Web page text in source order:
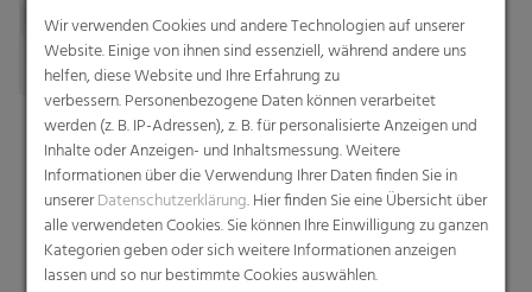
Wir verwenden Cookies und andere Technologien auf unserer
Website. Einige von ihnen sind essenziell, während andere uns
helfen, diese Website und Ihre Erfahrung zu
verbessern. Personenbezogene Daten können verarbeitet
werden (z. B. IP-Adressen), z. B. für personalisierte Anzeigen und
Inhalte oder Anzeigen- und Inhaltsmessung. Weitere
Informationen über die Verwendung Ihrer Daten finden Sie in
unsererDatenschutzerklärung. Hier finden Sie eine Übersicht über
alle verwendeten Cookies. Sie können Ihre Einwilligung zu ganzen
Kategorien geben oder sich weitere Informationen anzeigen
lassen und so nur bestimmte Cookies auswählen.